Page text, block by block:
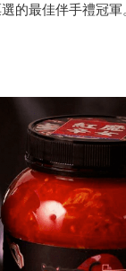
的最佳伴手禮冠軍